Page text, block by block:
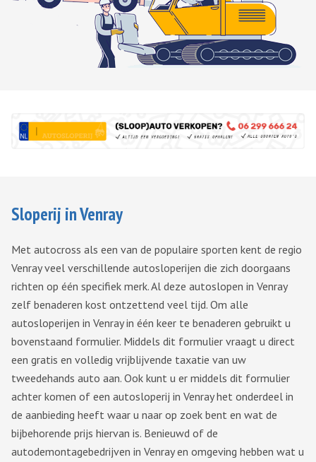
Sloperij in Venray
Met autocross als een van de populaire sporten kent de regio
Venray veel verschillende autosloperijen die zich doorgaans
richten op één specifiek merk. Al deze autoslopen in Venray
zelf benaderen kost ontzettend veel tijd. Om alle
autosloperijen in Venray in één keer te benaderen gebruikt u
bovenstaand formulier. Middels dit formulier vraagt u direct
een gratis en volledig vrijblijvende taxatie van uw
tweedehands auto aan. Ook kunt u er middels dit formulier
achter komen of een autosloperij in Venray het onderdeel in
de aanbieding heeft waar u naar op zoek bent en wat de
bijbehorende prijs hiervan is. Benieuwd of de
autodemontagebedrijven in Venray en omgeving hebben wat u